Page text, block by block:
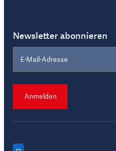
Newsletter abonnieren
Section
Anmelden